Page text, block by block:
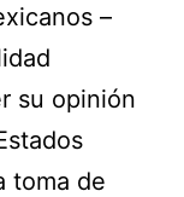
–
su opinión
toma de